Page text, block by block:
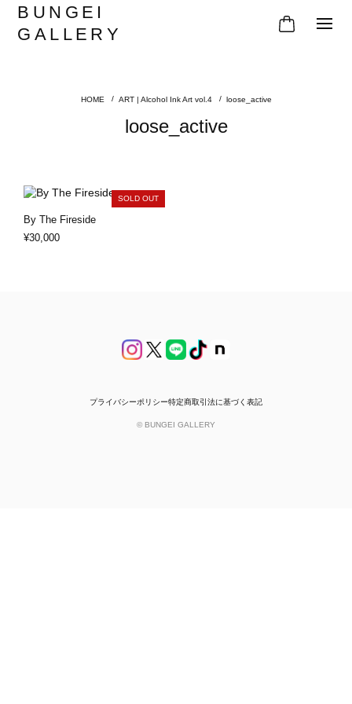
BUNGEI
GALLERY
ART | Alcohol Ink Art vol.4 loose_active
loose_active
SOLD OUT
By The Fireside
¥30,000
プライバシーポリシー特定商取引法に基づく表記
© BUNGEI GALLERY